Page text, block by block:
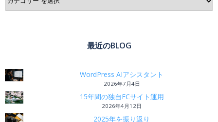
最近のBLOG
WordPress AIアシスタント
2026年7月4日
15年間の独自ECサイト運用
2026年4月12日
2025年を振り返り